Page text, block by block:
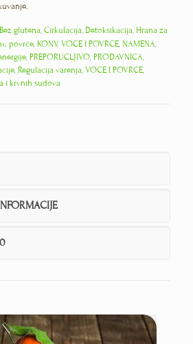
Bez glutena, Cirkulacija, Detoksikacija, Hrana za
povrće, KONV. VOĆE I POVRĆE, NAMENA,
, PREPORUČLJIVO, PRODAVNICA,
, Regulacija varenja, VOĆE I POVRĆE,
i krvnih sudova
0